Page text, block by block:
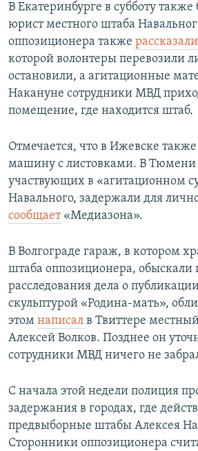
В Екатеринбурге в субботу
юрист местного штаба
оппозиционера также рассказали
которой волонтеры перевозили
остановили, а агитационные
Накануне сотрудники МВД
помещение, где находится штаб.
Отмечается, что в Ижевске
машину с листовками. В Тюмени
участвующих в «агитационном
Навального, задержали для
сообщает«Медиазона».
В Волгограде гараж, в котором
штаба оппозиционера, обыскали
расследования дела о
скульптурой «Родина-мать»,
этом написал в Твиттере
Алексей Волков. Позднее он
сотрудники МВД ничего не
С начала этой недели полиция
задержания в городах, где
предвыборные штабы Алексея
Сторонники оппозиционера